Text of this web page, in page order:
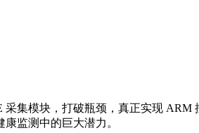
集模块，打破瓶颈，真正实现
监测中的巨大潜力。